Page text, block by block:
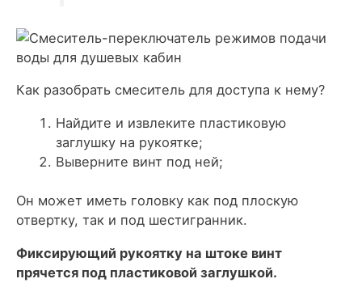
Как разобрать смеситель для доступа к нему?
Найдите и извлеките пластиковую
заглушку на рукоятке;
Выверните винт под ней;
Он может иметь головку как под плоскую
отвертку, так и под шестигранник.
Фиксирующий рукоятку на штоке винт
прячется под пластиковой заглушкой.